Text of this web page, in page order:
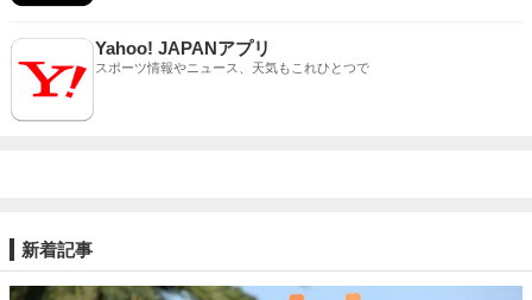
Yahoo! JAPANアプリ
スポーツ情報やニュース、天気もこれひとつで
新着記事